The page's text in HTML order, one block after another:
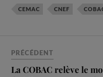
CEMAC CNEF
PRÉCÉDENT
La COBAC relève le